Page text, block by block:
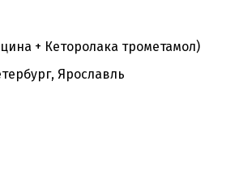
+ Кеторолака трометамол)
Ярославль